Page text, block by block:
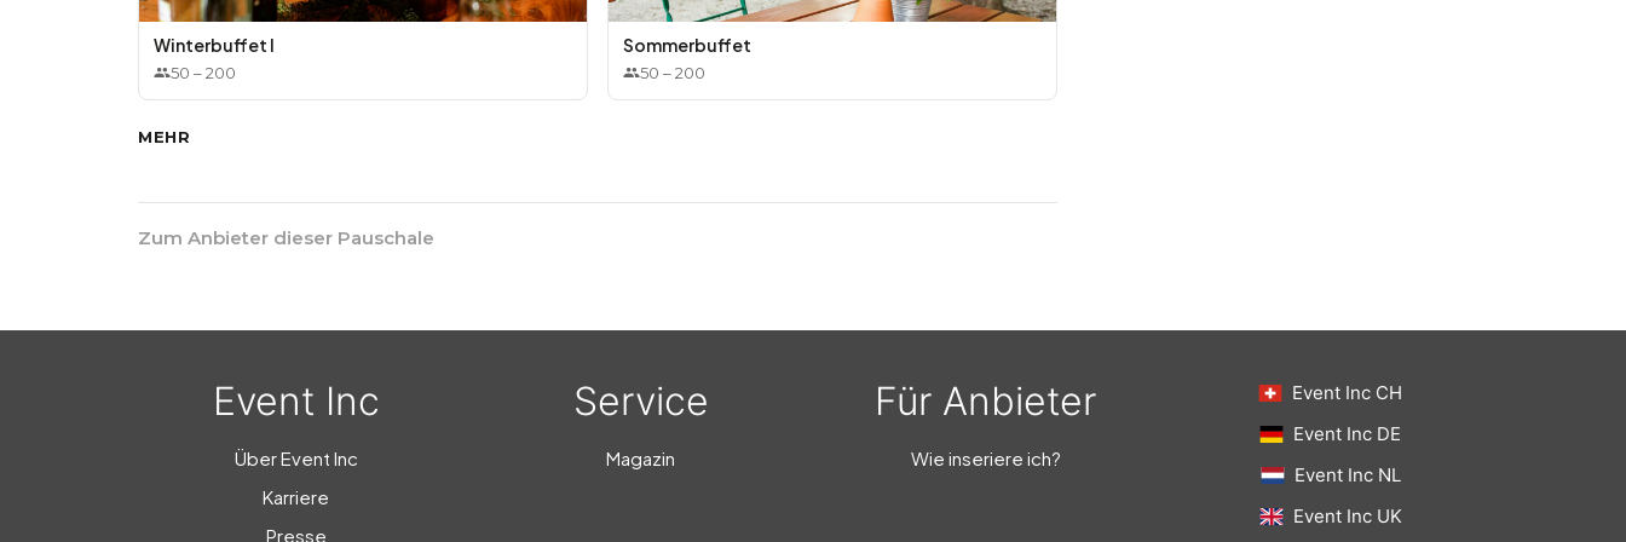
Winterbuffet I
50 –200
Sommerbuffet
50 –200
MEHR
Zum Anbieter dieser Pauschale
Event Inc
Über Event Inc
Karriere
Presse
Service
Magazin
Für Anbieter
Wie inseriere ich?
Event Inc CH
Event Inc DE
Event Inc NL
Event Inc UK